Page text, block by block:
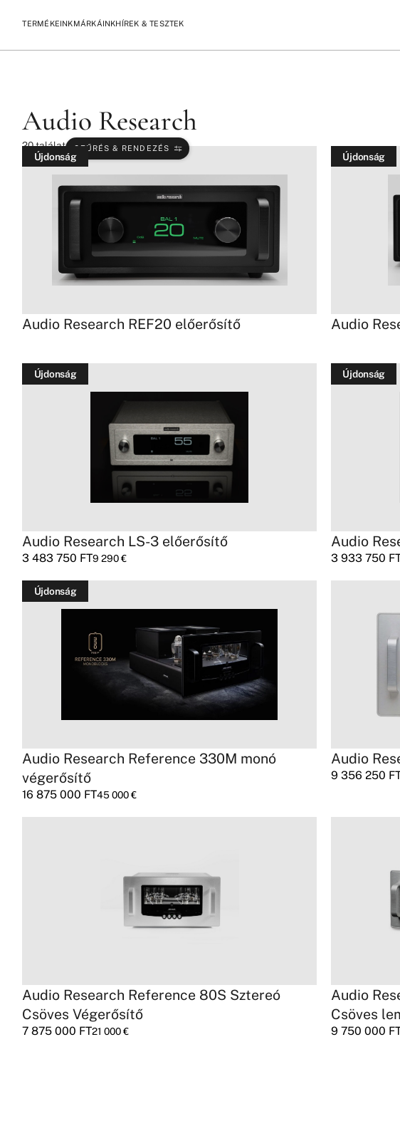
TERMÉKEINKMÁRKÁINKHÍREK & TESZTEK
Audio Research
20találat SZŰRÉS & RENDEZÉS
Újdonság
Audio Research REF20 előerősítő
Újdonság
Audio
Újdonság
Audio Research LS-3 előerősítő
3 483 750 FT9 290€
Újdonság
Audio
3 933 750
Újdonság
Audio Research Reference 330M monó
végerősítő
16 875 000 FT45 000€
Audio
9 356 250
Audio Research Reference 80S Sztereó
Csöves Végerősítő
7 875 000 FT21 000€
Audio
Csöves
9 750 000